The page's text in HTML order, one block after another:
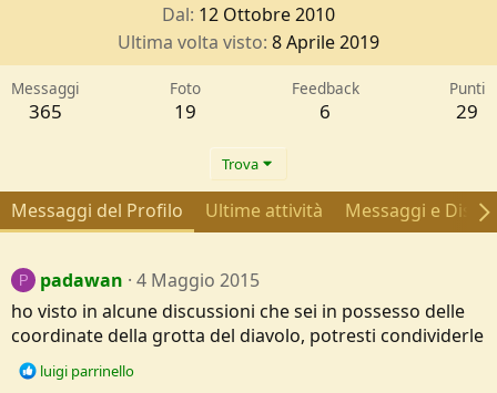
Dal 12 Ottobre 2010
Ultima volta visto 8 Aprile 2019
Messaggi
365
Foto
19
Feedback
6
Punti
29
Trova
Messaggi del Profilo Ultime attività Messaggi e
P padawan
4 Maggio 2015
ho visto in alcune discussioni che sei in possesso delle
coordinate della grotta del diavolo, potresti condividerle
R
luigi parrinello